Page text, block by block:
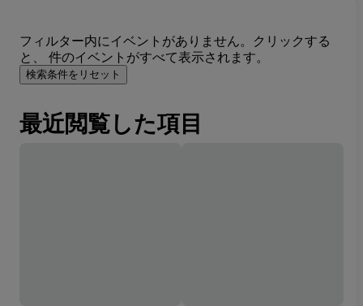
フィルター内にイベントがありません。クリックする
と、 件のイベントがすべて表示されます。
検索条件をリセット
最近閲覧した項目